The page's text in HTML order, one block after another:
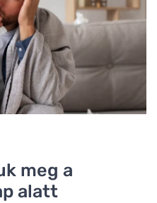
meg a
alatt